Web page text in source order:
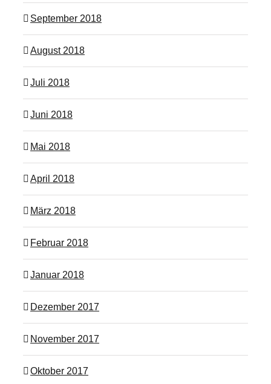
September 2018
August 2018
Juli 2018
Juni 2018
Mai 2018
April 2018
März 2018
Februar 2018
Januar 2018
Dezember 2017
November 2017
Oktober 2017